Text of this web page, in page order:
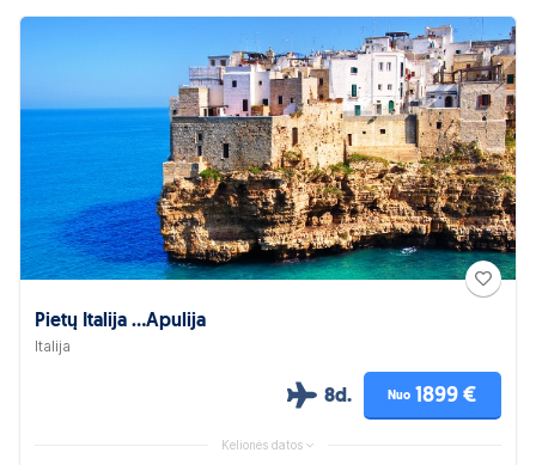
Pietų Italija ...Apulija
Italija
8d. Nuo 1899 €
Kelionės datos